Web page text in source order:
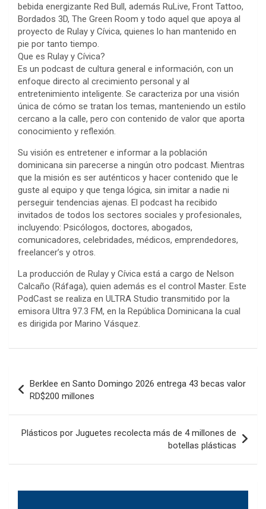
bebida energizante Red Bull, además RuLive, Front Tattoo,
Bordados 3D, The Green Room y todo aquel que apoya al
proyecto de Rulay y Cívica, quienes lo han mantenido en
pie por tanto tiempo.
Que es Rulay y Cívica?
Es un podcast de cultura general e información, con un
enfoque directo al crecimiento personal y al
entretenimiento inteligente. Se caracteriza por una visión
única de cómo se tratan los temas, manteniendo un estilo
cercano a la calle, pero con contenido de valor que aporta
conocimiento y reflexión.
Su visión es entretener e informar a la población
dominicana sin parecerse a ningún otro podcast. Mientras
que la misión es ser auténticos y hacer contenido que le
guste al equipo y que tenga lógica, sin imitar a nadie ni
perseguir tendencias ajenas. El podcast ha recibido
invitados de todos los sectores sociales y profesionales,
incluyendo: Psicólogos, doctores, abogados,
comunicadores, celebridades, médicos, emprendedores,
freelancer’s y otros.
La producción de Rulay y Cívica está a cargo de Nelson
Calcaño (Ráfaga), quien además es el control Master. Este
PodCast se realiza en ULTRA Studio transmitido por la
emisora Ultra 97.3 FM, en la República Dominicana la cual
es dirigida por Marino Vásquez.
de
entradas
Berklee en Santo Domingo 2026 entrega 43 becas valor
RD$200 millones
Plásticos por Juguetes recolecta más de 4 millones de
botellas plásticas